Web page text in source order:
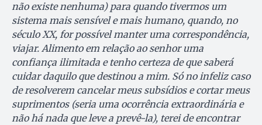
não existe nenhuma) para quando tivermos um
sistema mais sensível e mais humano, quando, no
século XX, for possível manter uma correspondência,
viajar. Alimento em relação ao senhor uma
confiança ilimitada e tenho certeza de que saberá
cuidar daquilo que destinou a mim. Só no infeliz caso
de resolverem cancelar meus subsídios e cortar meus
suprimentos (seria uma ocorrência extraordinária e
não há nada que leve a prevê-la), terei de encontrar